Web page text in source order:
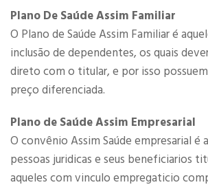
Plano De Saúde Assim Familiar
O Plano de Saúde Assim Familiar é
inclusão de dependentes, os quais
direto com o titular, e por isso
preço diferenciada.
Plano de Saúde Assim Empresarial
O convênio Assim Saúde empresarial é
pessoas juridicas e seus beneficiarios
aqueles com vinculo empregaticio